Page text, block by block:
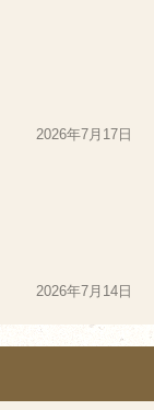
2026年7月17日
2026年7月14日